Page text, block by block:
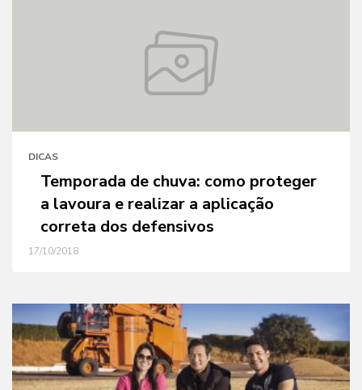
DICAS
Temporada de chuva: como proteger
a lavoura e realizar a aplicação
correta dos defensivos
17/10/2018